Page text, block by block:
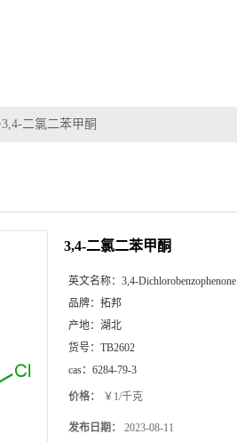
3,4-二氯二苯甲酮
3,4-二氯二苯甲酮
英文名称： 3,4-Dichlorobenzophenone
品牌： 拓邦
产地： 湖北
货号： TB2602
cas： 6284-79-3
价格： ￥1/千克
发布日期： 2023-08-11